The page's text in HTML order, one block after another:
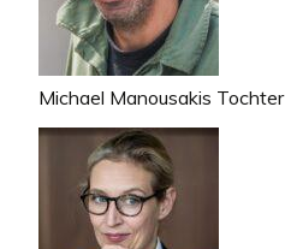
Michael Manousakis Tochter